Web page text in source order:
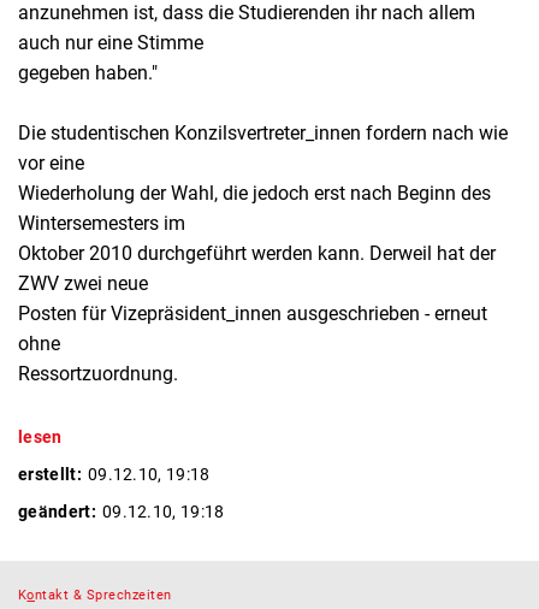
anzunehmen ist, dass die Studierenden ihr nach allem
auch nur eine Stimme
gegeben haben."
Die studentischen Konzilsvertreter_innen fordern nach wie
vor eine
Wiederholung der Wahl, die jedoch erst nach Beginn des
Wintersemesters im
Oktober 2010 durchgeführt werden kann. Derweil hat der
ZWV zwei neue
Posten für Vizepräsident_innen ausgeschrieben - erneut
ohne
Ressortzuordnung.
lesen
erstellt: 09.12.10, 19:18
geändert: 09.12.10, 19:18
Kontakt & Sprechzeiten